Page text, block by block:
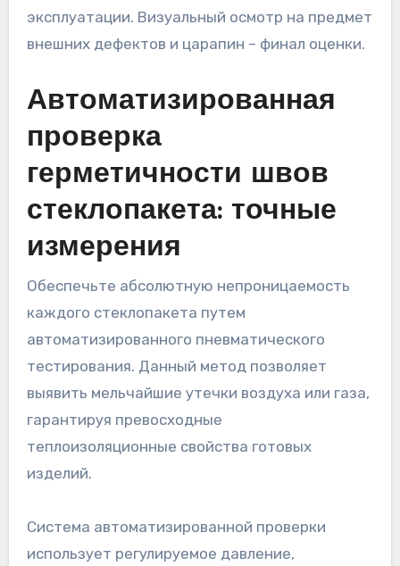
эксплуатации. Визуальный осмотр на предмет
внешних дефектов и царапин – финал оценки.
Автоматизированная
проверка
герметичности швов
стеклопакета: точные
измерения
Обеспечьте абсолютную непроницаемость
каждого стеклопакета путем
автоматизированного пневматического
тестирования. Данный метод позволяет
выявить мельчайшие утечки воздуха или газа,
гарантируя превосходные
теплоизоляционные свойства готовых
изделий.
Система автоматизированной проверки
использует регулируемое давление,